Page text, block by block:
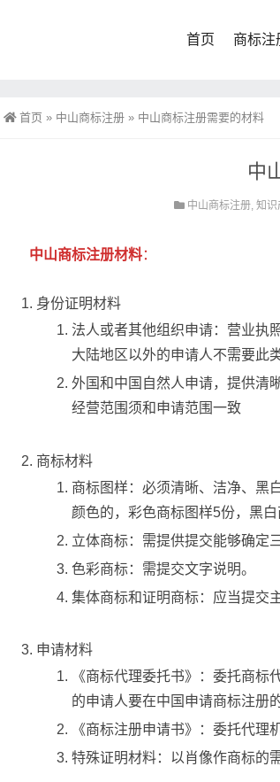
首页 商标注
首页 » 中山商标注册 » 中山商标注册需要的材料
中
中山商标注册, 知识
中山商标注册材料：
身份证明材料
法人或者其他组织申请：营业执
大陆地区以外的申请人不需要此
外国和中国自然人申请，提供清
经营范围须和申请范围一致
商标材料
商标图样：必须清晰、洁净、黑
颜色的，彩色商标图样5份，黑白
立体商标：需提供提交能够确定
色彩商标：需提交文字说明。
集体商标和证明商标：应当提交
申请材料
《商标代理委托书》：委托商
的申请人要在中国申请商标注册
《商标注册申请书》：委托代理
特殊证明材料：以肖像作商标的